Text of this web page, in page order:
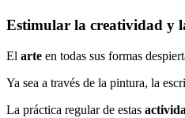
Estimular la creatividad y
El arte en todas sus formas
Ya sea a través de la pintura, la
La práctica regular de estas